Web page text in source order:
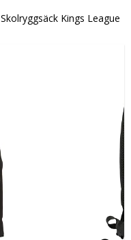
Skolryggsäck Kings League